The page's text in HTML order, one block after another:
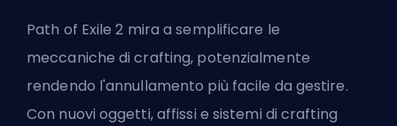
Path of Exile 2 mira a semplificare le
meccaniche di crafting, potenzialmente
rendendo l'annullamento più facile da gestire.
Con nuovi oggetti, affissi e sistemi di crafting